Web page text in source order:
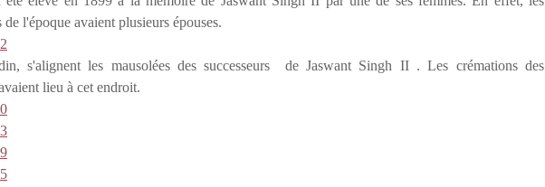
de l'époque avaient plusieurs épouses.
s'alignent les mausolées des successeurs de Jaswant Singh II . Les crémations des
lieu à cet endroit.